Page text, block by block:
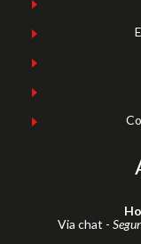
Via chat -